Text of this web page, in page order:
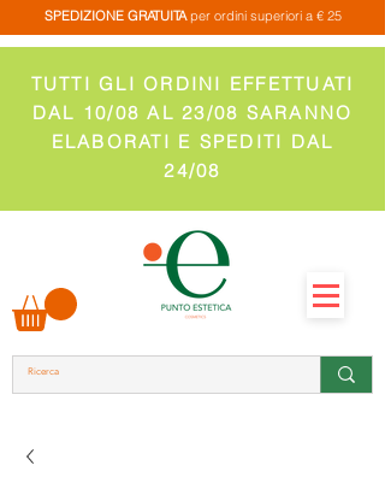
SPEDIZIONE GRATUITAper ordini superiori a € 25
TUTTI GLI ORDINI EFFETTUATI
DAL 10/08 AL 23/08 SARANNO
ELABORATI E SPEDITI DAL
24/08